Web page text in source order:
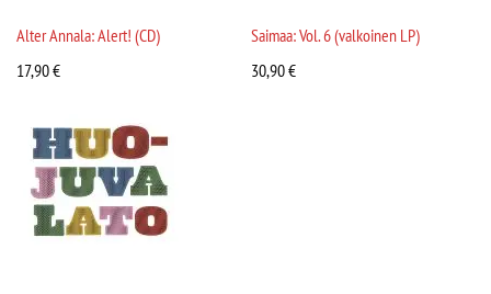
Alter Annala: Alert! (CD)
17,90€
Saimaa: Vol. 6 (valkoinen LP)
30,90€